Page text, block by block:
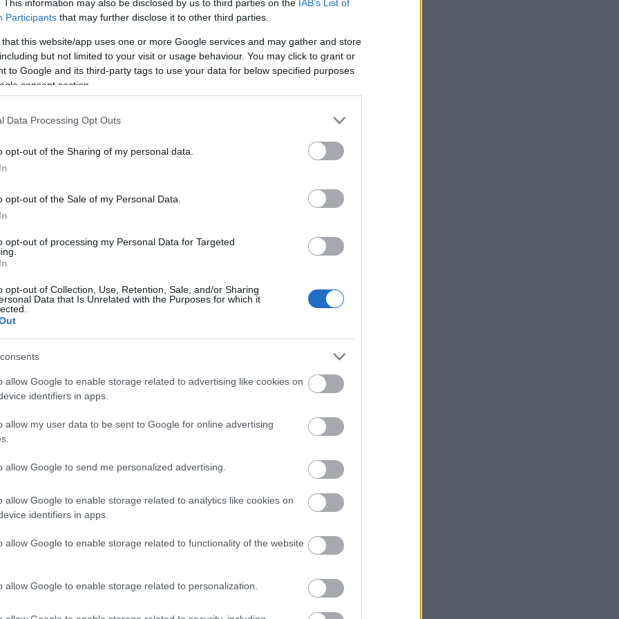
This information may also be disclosed by us to third parties on the IAB’s List of
Participants that may further disclose it to other third parties.
that this website/app uses one or more Google services and may gather and store
but not limited to your visit or usage behaviour. You may click to grant or
to Google and its third-party tags to use your data for below specified purposes
consent section.
Data Processing Opt Outs
opt-out of the Sharing of my personal data.
opt-out of the Sale of my Personal Data.
opt-out of processing my Personal Data for Targeted
opt-out of Collection, Use, Retention, Sale, and/or Sharing
Data that Is Unrelated with the Purposes for which it
allow Google to enable storage related to advertising like cookies on
identifiers in apps.
allow my user data to be sent to Google for online advertising
allow Google to send me personalized advertising.
allow Google to enable storage related to analytics like cookies on
identifiers in apps.
allow Google to enable storage related to functionality of the website
allow Google to enable storage related to personalization.
και
στην αίτηση συμμετοχής
δικαιούχος είχε επιλέξει ως πρώτη επιλογή το πρόγραμμα του
αλλά κληρώθηκε στο πρόγραμμα του Εκδρομικού τουρισμού
το δελτίο του μέχρι και τις 30/8/2024,
επιτρέπεται να
δικαιούχος είχε επιλέξει ως πρώτη επιλογή το πρόγραμμα του
και δεν κληρώθηκε σε κανένα τουριστικό πρόγραμμα ή
του Ιαματικού ή Κοινωνικού ή Εκδρομικού τουρισμού και
Ιαματικού τουρισμού.
εξαντλήσεως των δελτίων τουΙαματικού Τουρισμούθα μπορεί
στον Κοινωνικό Τουρισμό (αν και εφόσον το είχε επιλέξει στην
του).
δήλωσε στην αίτηση συμμετοχής
ως πρώτη προτίμηση του το
και κληρώθηκε σε αυτό (ανεξαρτήτως αν έχει εκτυπώσει ή όχι
μπορεί να συμμετάσχει με σειρά προτεραιότητας σε κανένα άλλο
εκείνου του Εκδρομικού προγράμματος.
δωρεάν παροχής εισιτηρίων θεάτρου
η σειρά προτίμησης στην
δεν επηρεάζει τη συμμετοχή στην αναδιανομή με σειρά
Έτσι, μπορούν να συμμετέχουν όλοι όσοι υπέβαλαν αίτηση συμμετοχής
και 30/8/2024.